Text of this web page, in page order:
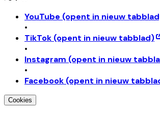
YouTube (opent in nieuw
•
TikTok (opent in nieuw tabblad)
•
Instagram (opent in nieuw
•
Facebook (opent in nieuw
Cookies